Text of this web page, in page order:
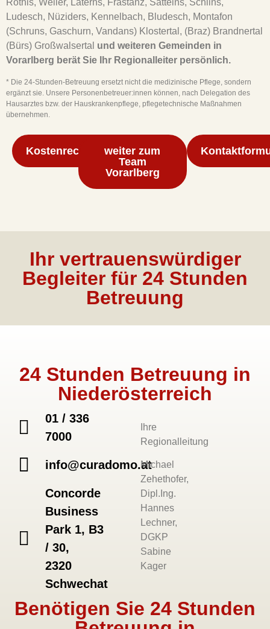
Röthis, Weiler, Laterns, Frastanz, Satteins, Schlins,
Ludesch, Nüziders, Kennelbach, Bludesch, Montafon
(Schruns, Gaschurn, Vandans) Klostertal, (Braz) Brandnertal
(Bürs) Großwalsertal und weiteren Gemeinden in
Vorarlberg berät Sie Ihr Regionalleiter persönlich.
* Die 24-Stunden-Betreuung ersetzt nicht die medizinische Pflege, sondern
ergänzt sie. Unsere Personenbetreuer:innen können, nach Delegation des
Hausarztes bzw. der Hauskrankenpflege, pflegetechnische Maßnahmen
übernehmen.
Kostenrechner
weiter zum
Team
Vorarlberg
Ihr vertrauenswürdiger
Begleiter für 24 Stunden
Betreuung
24 Stunden Betreuung in
Niederösterreich
01 / 336
7000
info@curadomo.at
Concorde
Business
Park 1, B3
/ 30,
2320
Schwechat
Ihre
Regionalleitung
Michael
Zehethofer,
Dipl.Ing.
Hannes
Lechner,
DGKP
Sabine
Kager
Benötigen Sie 24 Stunden